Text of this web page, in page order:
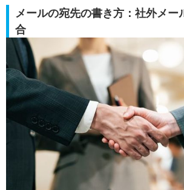
メールの宛先の書き方：社外メー
合